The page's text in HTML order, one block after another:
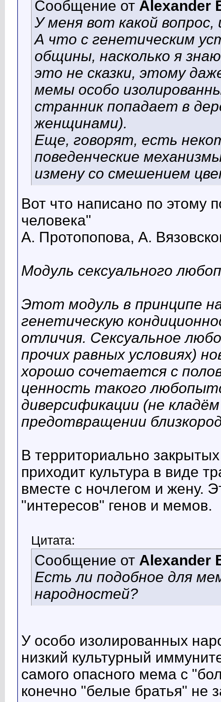
Сообщение от Alexander
У меня вот какой
А что с генетическим
общины, насколько я
это не сказки, этому
мемы особо
странник попадает в
женщинами).
Еще, говорят, есть
поведенческие
измену со смешением
Вот что написано по этому
человека"
А. Протопопова, А.
Модуль сексуального
Этот модуль в принципе
генетическую
отличия. Сексуальное
прочих равных условиях)
хорошо сочетается с
ценность такого
диверсификации (не
предотвращении
В территориально
приходит культура в виде
вместе с ночлегом и жену.
"интересов" генов и мемов.
Цитата:
Сообщение от Alexander
Есть ли подобное для
народностей?
У особо изолированных
низкий культурный
самого опасного мема с
конечно "белые братья" не